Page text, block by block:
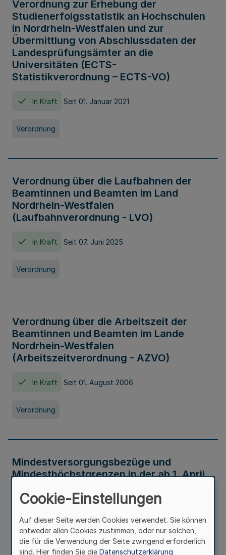
Verordnung zur Erhebung der
Studienerfolgsstatistik an Hochschulen
in Nordrhein-Westfalen und zur
Übermittlung von Abschlussdaten der
Landesprüfungsämter an die
Universitäten (ECTS-
Statistikverordnung – ECTS-VO)
In Kraft Seit 01. Januar 2021
Verordnung
Verordnung über die Laufbahnen der
Beamtinnen und Beamten im Land
Nordrhein-Westfalen
(Laufbahnverordnung - LVO)
In Kraft Seit 07. Juni 2025
Verordnung
Verordnung über die Arbeitszeit der
Beamtinnen und Beamten im Lande
Nordrhein-Westfalen
(Arbeitszeitverordnung - AZVO)
In Kraft Seit 01. August 2006
Verordnung
Mindestversorgungsbezüge und
Mindesthöchstgrenzen in der ab 1. April
Verwaltungsvorschrift
Cookie-Einstellungen
Auf dieser Seite werden Cookies verwendet. Sie können
entweder allen Cookies zustimmen, oder nur solchen,
die für die Verwendung der Seite zwingend erforderlich
sind. Hier finden Sie die Datenschutzerklärung